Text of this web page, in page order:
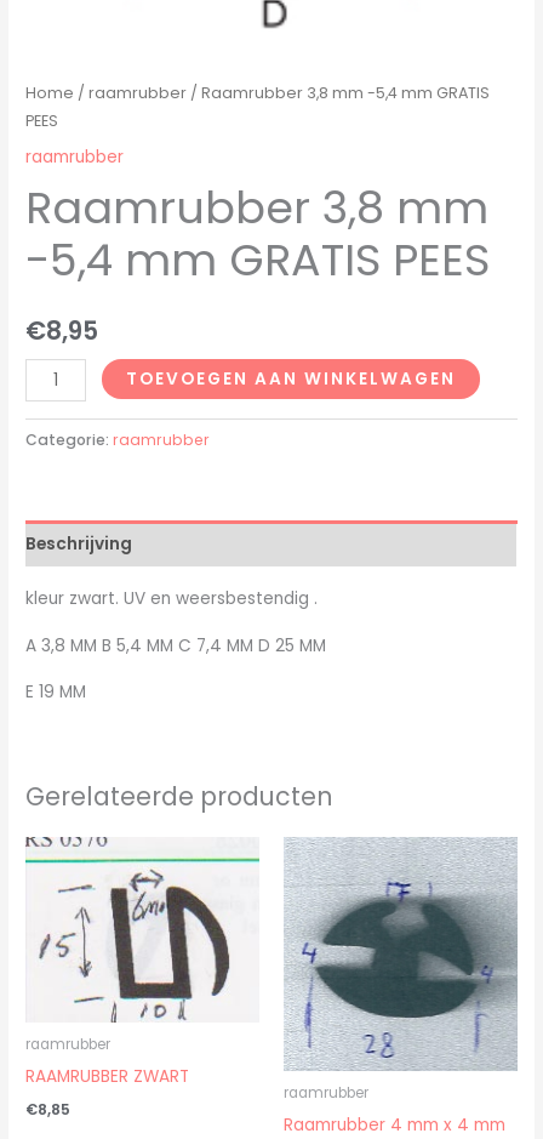
Home /raamrubber / Raamrubber 3,8 mm -5,4 mm GRATIS
PEES
raamrubber
Raamrubber 3,8 mm
-5,4 mm GRATIS PEES
€8,95
TOEVOEGEN AAN WINKELWAGEN
Categorie: raamrubber
Beschrijving
kleur zwart. UV en weersbestendig .
A 3,8 MM B 5,4 MM C 7,4 MM D 25 MM
E 19 MM
Gerelateerde producten
raamrubber
RAAMRUBBER ZWART
€8,85
raamrubber
Raamrubber 4 mm x 4 mm